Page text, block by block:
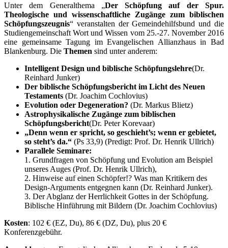
Unter dem Generalthema „Der Schöpfung auf der Spur.
Theologische und wissenschaftliche Zugänge zum biblischen
Schöpfungszeugnis“ veranstalten der Gemeindehilfsbund und die
Studiengemeinschaft Wort und Wissen vom 25.-27. November 2016
eine gemeinsame Tagung im Evangelischen Allianzhaus in Bad
Blankenburg. Die Themen sind unter anderem:
Intelligent Design und biblische Schöpfungslehre(Dr.
Reinhard Junker)
Der biblische Schöpfungsbericht im Licht des Neuen
Testaments (Dr. Joachim Cochlovius)
Evolution oder Degeneration? (Dr. Markus Blietz)
Astrophysikalische Zugänge zum biblischen
Schöpfungsbericht(Dr. Peter Korevaar)
„Denn wenn er spricht, so geschieht’s; wenn er gebietet,
so steht’s da.“ (Ps 33,9) (Predigt: Prof. Dr. Henrik Ullrich)
Parallele Seminare:
1. Grundfragen von Schöpfung und Evolution am Beispiel
unseres Auges (Prof. Dr. Henrik Ullrich),
2. Hinweise auf einen Schöpfer!? Was man Kritikern des
Design-Arguments entgegnen kann (Dr. Reinhard Junker).
3. Der Abglanz der Herrlichkeit Gottes in der Schöpfung.
Biblische Hinführung mit Bildern (Dr. Joachim Cochlovius)
Kosten: 102 € (EZ, Du), 86 € (DZ, Du), plus 20 €
Konferenzgebühr.